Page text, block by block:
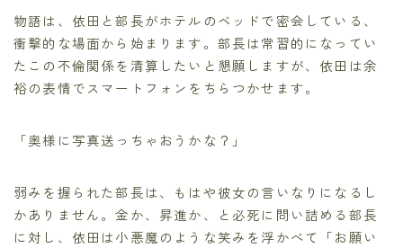
物語は、依田と部長がホテルのベッドで密会している、
衝撃的な場面から始まります。部長は常習的になってい
たこの不倫関係を清算したいと懇願しますが、依田は余
裕の表情でスマートフォンをちらつかせます。
「奥様に写真送っちゃおうかな？」
弱みを握られた部長は、もはや彼女の言いなりになるし
かありません。金か、昇進か、と必死に問い詰める部長
に対し、依田は小悪魔のような笑みを浮かべて「お願い